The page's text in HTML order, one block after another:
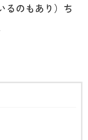
るのもあり）ち